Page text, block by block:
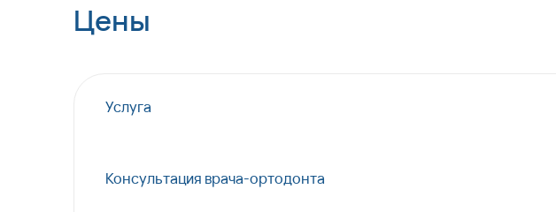
Цены
Услуга
Консультация врача-ортодонта